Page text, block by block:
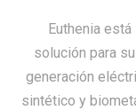
Euthenia
solución para
generación
sintético y